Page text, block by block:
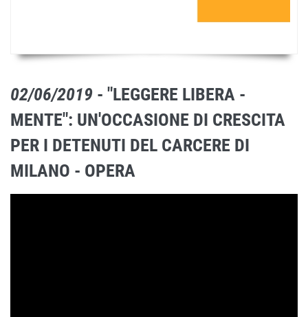
02/06/2019 - "LEGGERE LIBERA -
MENTE": UN'OCCASIONE DI CRESCITA
PER I DETENUTI DEL CARCERE DI
MILANO - OPERA